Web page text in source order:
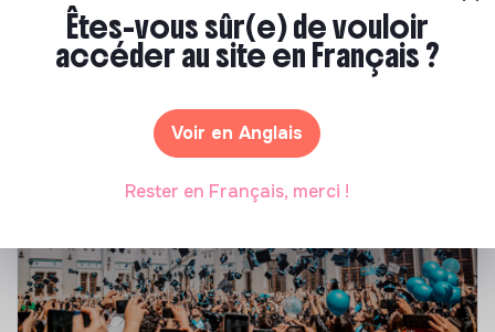
Top 8 des formations en rénovation
énergétique des bâtiments
Êtes-vous sûr(e) de vouloir
accéder au site en Français ?
Voir en Anglais
Rester en Français, merci !